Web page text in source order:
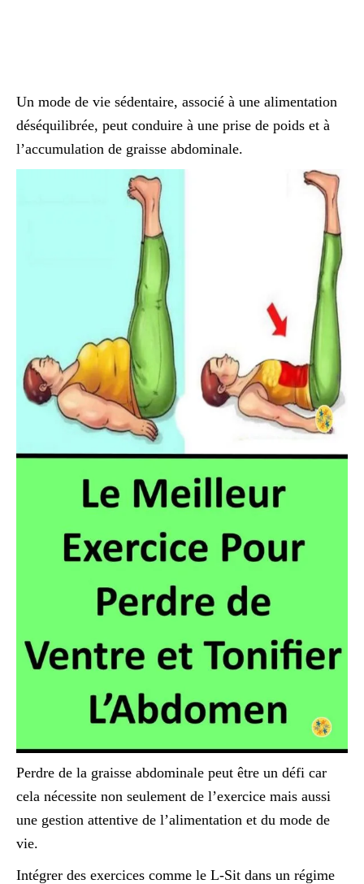
Un mode de vie sédentaire, associé à une alimentation
déséquilibrée, peut conduire à une prise de poids et à
l’accumulation de graisse abdominale.
Perdre de la graisse abdominale peut être un défi car
cela nécessite non seulement de l’exercice mais aussi
une gestion attentive de l’alimentation et du mode de
vie.
Intégrer des exercices comme le L-Sit dans un régime